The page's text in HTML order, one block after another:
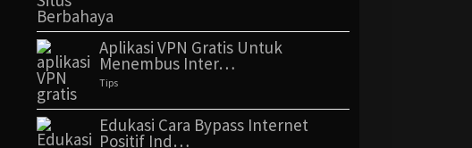
Aplikasi VPN Gratis Untuk
Menembus Inter…
Tips
Edukasi Cara Bypass Internet
Positif Ind…